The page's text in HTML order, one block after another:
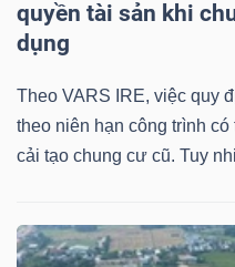
quyền tài sản khi
dụng
Theo VARS IRE, việc quy
theo niên hạn công trình
cải tạo chung cư cũ. Tuy